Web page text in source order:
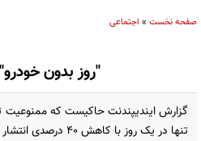
صفحه نخست » اجتماعی
"روز بدون
گزارش ایندیپندنت حاکیست که ممنوعیت
تنها در یک روز با کاهش 40 درصدی انتشار مواد آلاینده همراه بوده است.